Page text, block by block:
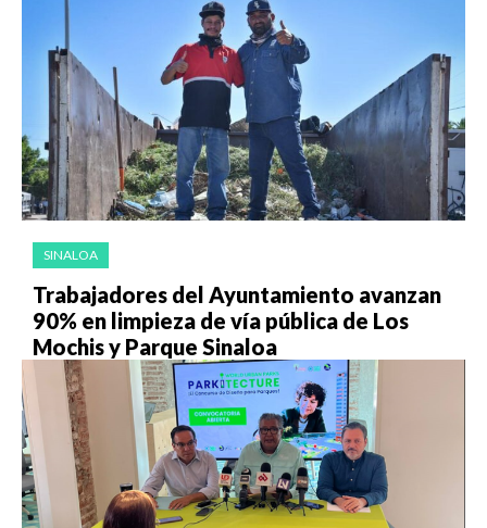
SINALOA
Trabajadores del Ayuntamiento avanzan
90% en limpieza de vía pública de Los
Mochis y Parque Sinaloa